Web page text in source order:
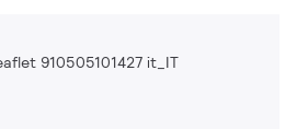
910505101427 it_IT